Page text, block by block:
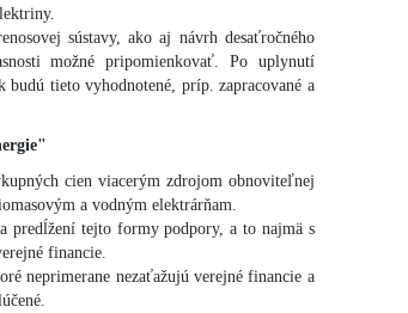
sústavy, ako aj návrh desaťročného
možné pripomienkovať. Po uplynutí
budú tieto vyhodnotené, príp. zapracované a
cien viacerým zdrojom obnoviteľnej
a vodným elektrárňam.
predĺžení tejto formy podpory, a to najmä s
financie.
neprimerane nezaťažujú verejné financie a